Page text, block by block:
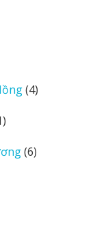
44
1
phẩm66